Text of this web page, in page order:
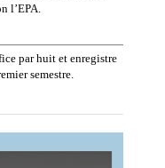
l’EPA.
par huit et enregistre
semestre.